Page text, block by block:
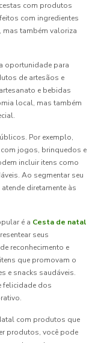
com produtos
com ingredientes
também valoriza
oportunidade para
de artesãos e
e bebidas
local, mas também
Por exemplo,
jogos, brinquedos e
incluir itens como
Ao segmentar seu
diretamente às
é a Cesta de natal
seus
reconhecimento e
que promovam o
e snacks saudáveis.
felicidade dos
com produtos que
produtos, você pode